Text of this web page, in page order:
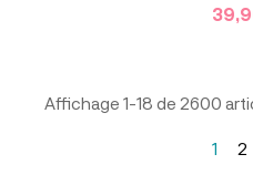
Affichage 1-18 de 2600
1 2